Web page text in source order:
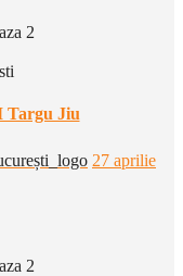
2
Targu Jiu
27 aprilie
2